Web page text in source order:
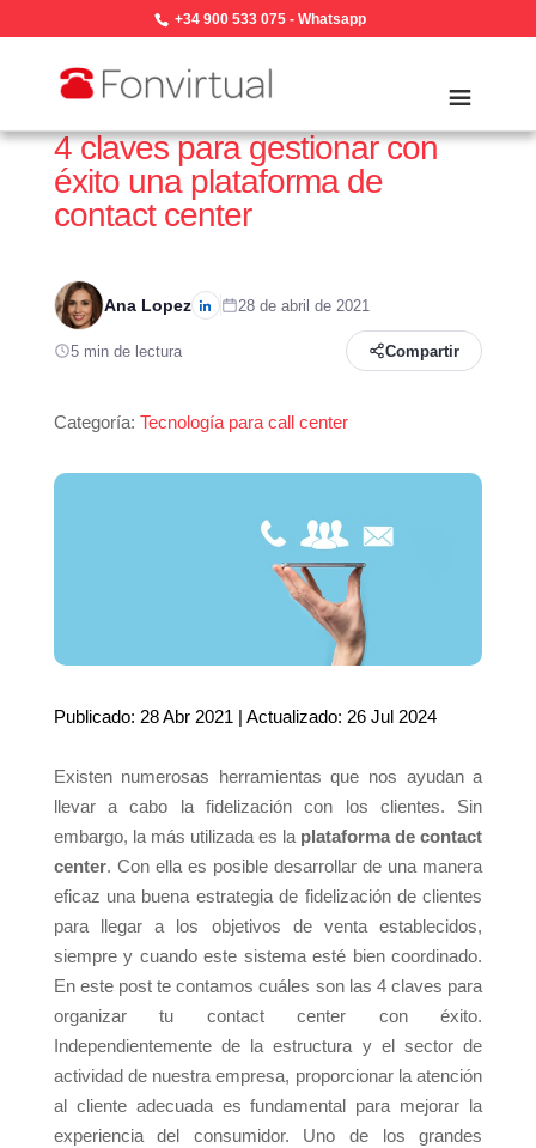
+34 900 533 075- Whatsapp
4 claves para gestionar con
éxito una plataforma de
contact center
Ana Lopez 28 de abril de 2021
5 min de lectura Compartir
Categoría: Tecnología para call center
Publicado: 28 Abr 2021 | Actualizado: 26 Jul 2024
Existen numerosas herramientas que nos ayudan a
llevar a cabo la fidelización con los clientes. Sin
embargo, la más utilizada es la plataforma de contact
center. Con ella es posible desarrollar de una manera
eficaz una buena estrategia de fidelización de clientes
para llegar a los objetivos de venta establecidos,
siempre y cuando este sistema esté bien coordinado.
En este post te contamos cuáles son las 4 claves para
organizar tu contact center con éxito.
Independientemente de la estructura y el sector de
actividad de nuestra empresa, proporcionar la atención
al cliente adecuada es fundamental para mejorar la
experiencia del consumidor. Uno de los grandes